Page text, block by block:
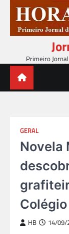
content
Primeiro
GERAL
Novela
HB 14/09/